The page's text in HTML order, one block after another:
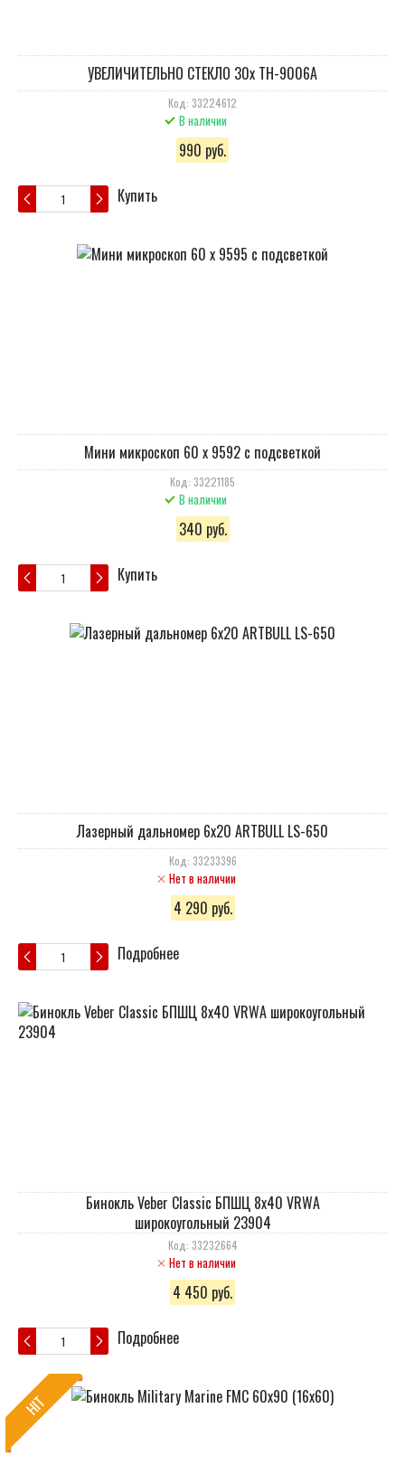
УВЕЛИЧИТЕЛЬНО СТЕКЛО 30x TH-9006A
Код: 33224612
В наличии
990 руб.
Купить
Мини микроскоп 60 х 9592 с подсветкой
Код: 33221185
В наличии
340 руб.
Купить
Лазерный дальномер 6x20 ARTBULL LS-650
Код: 33233396
Нет в наличии
4 290 руб.
Подробнее
Бинокль Veber Classic БПШЦ 8x40 VRWA
широкоугольный 23904
Код: 33232664
Нет в наличии
4 450 руб.
Подробнее
HIT